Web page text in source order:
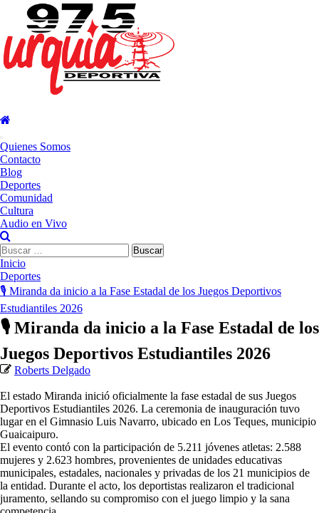
contenido
Menú
principal
Quienes Somos
Contacto
Blog
Deportes
Comunidad
Cultura
Audio en Vivo
Buscar:
Inicio
Deportes
🎙️ Miranda da inicio a la Fase Estadal de los Juegos Deportivos
Estudiantiles 2026
🎙️ Miranda da inicio a la Fase Estadal de los
Juegos Deportivos Estudiantiles 2026
Roberts Delgado
El estado Miranda inició oficialmente la fase estadal de sus Juegos
Deportivos Estudiantiles 2026. La ceremonia de inauguración tuvo
lugar en el Gimnasio Luis Navarro, ubicado en Los Teques, municipio
Guaicaipuro.
El evento contó con la participación de 5.211 jóvenes atletas: 2.588
mujeres y 2.623 hombres, provenientes de unidades educativas
municipales, estadales, nacionales y privadas de los 21 municipios de
la entidad. Durante el acto, los deportistas realizaron el tradicional
juramento, sellando su compromiso con el juego limpio y la sana